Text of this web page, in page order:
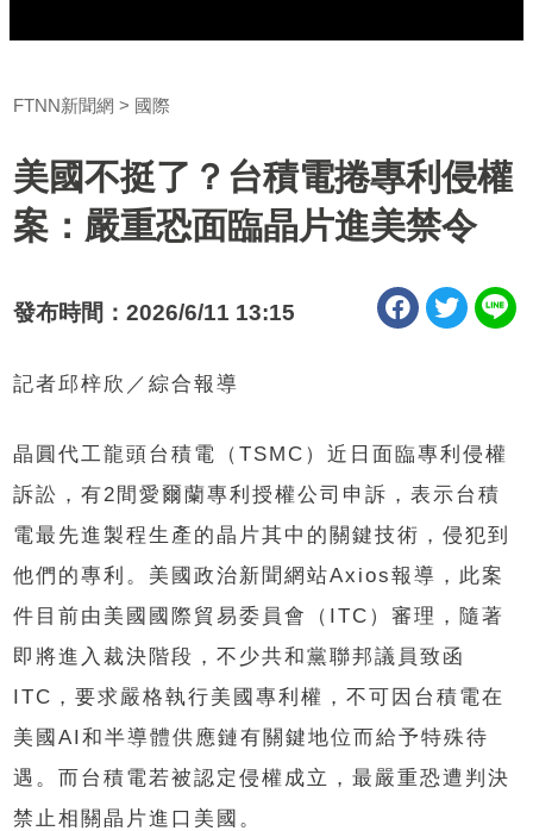
FTNN新聞網 國際
美國不挺了？台積電捲專利侵權
案：嚴重恐面臨晶片進美禁令
發布時間：2026/6/11 13:15
記者邱梓欣／綜合報導
晶圓代工龍頭台積電（TSMC）近日面臨專利侵權
訴訟，有2間愛爾蘭專利授權公司申訴，表示台積
電最先進製程生產的晶片其中的關鍵技術，侵犯到
他們的專利。美國政治新聞網站Axios報導，此案
件目前由美國國際貿易委員會（ITC）審理，隨著
即將進入裁決階段，不少共和黨聯邦議員致函
ITC，要求嚴格執行美國專利權，不可因台積電在
美國AI和半導體供應鏈有關鍵地位而給予特殊待
遇。而台積電若被認定侵權成立，最嚴重恐遭判決
禁止相關晶片進口美國。